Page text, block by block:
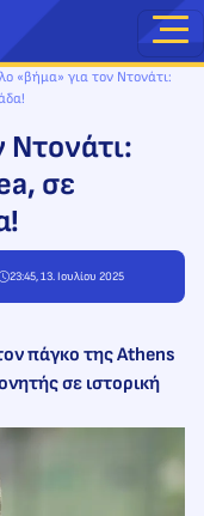
«βήμα» για τον Ντονάτι:
Ντονάτι:
σε
23:45, 13. Ιουλίου 2025
πάγκο της Athens
σε ιστορική